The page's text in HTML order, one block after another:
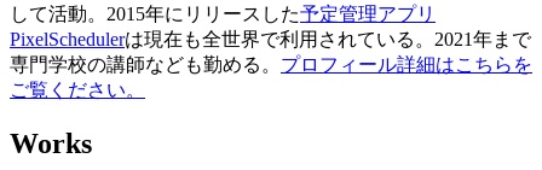
して活動。2015年にリリースした予定管理アプリ
PixelSchedulerは現在も全世界で利用されている。2021年まで
専門学校の講師なども勤める。 プロフィール詳細はこちらを
ご覧ください。
Works